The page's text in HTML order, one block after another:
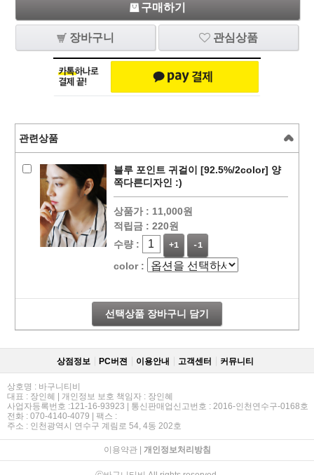
구매하기
장바구니 관심상품
관련상품
블루 포인트 귀걸이 [92.5%/2color] 양
쪽다른디자인 :)
상품가 : 11,000원
적립금 : 220원
수량 :
+1 -1
color :
선택상품 장바구니 담기
상점정보 PC버젼 이용안내 고객센터 커뮤니티
상호명 : 바구니티비
대표 : 장인혜 | 개인정보 보호 책임자 : 장인혜
사업자등록번호 :121-16-93923 | 통신판매업신고번호 : 2016-인천연수구-0168호
전화 : 070-4140-4079 | 팩스 :
주소 : 인천광역시 연수구 계림로 54, 4동 202호
이용약관| 개인정보처리방침